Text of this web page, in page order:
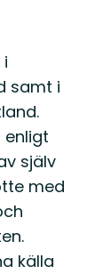
samt i
enligt
själv
med
källa